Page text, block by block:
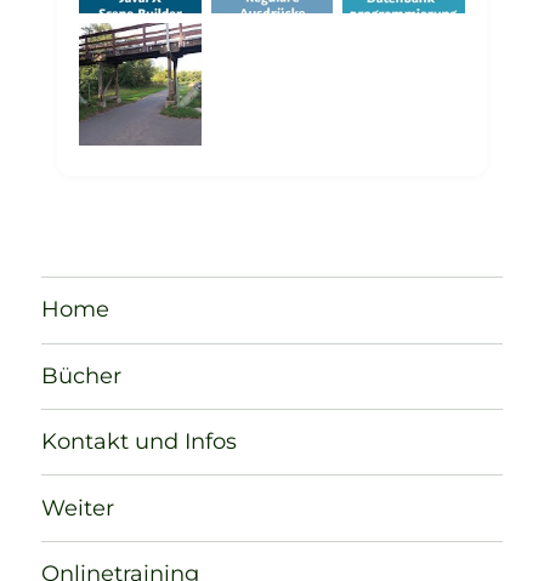
Home
Bücher
Kontakt und Infos
Weiter
Onlinetraining